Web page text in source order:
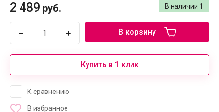
В наличии 1
2 489 руб.
В корзину
Купить в 1 клик
К сравнению
В избранное